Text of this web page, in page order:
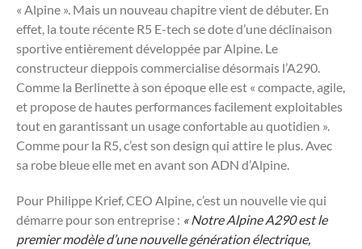
« Alpine ». Mais un nouveau chapitre vient de débuter. En
effet, la toute récente R5 E-tech se dote d’une déclinaison
sportive entièrement développée par Alpine. Le
constructeur dieppois commercialise désormais l’A290.
Comme la Berlinette à son époque elle est « compacte, agile,
et propose de hautes performances facilement exploitables
tout en garantissant un usage confortable au quotidien ».
Comme pour la R5, c’est son design qui attire le plus. Avec
sa robe bleue elle met en avant son ADN d’Alpine.
Pour Philippe Krief, CEO Alpine, c’est un nouvelle vie qui
démarre pour son entreprise : « Notre Alpine A290 est le
premier modèle d’une nouvelle génération électrique,